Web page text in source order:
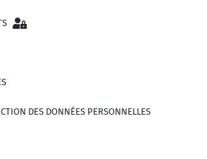
DES DONNÉES PERSONNELLES